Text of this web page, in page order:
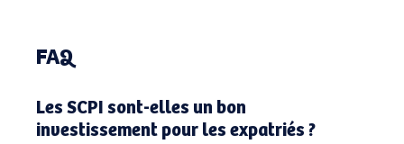
FAQ
Les SCPI sont-elles un bon
investissement pour les expatriés ?